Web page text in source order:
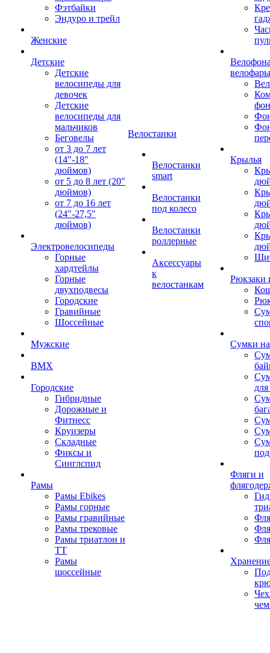
Фэтбайки
Эндуро и трейл
Женские
Детские
Детские
велосипеды для
девочек
Детские
велосипеды для
мальчиков
Беговелы
от 3 до 7 лет
(14"-18"
дюймов)
от 5 до 8 лет (20"
дюймов)
от 7 до 16 лет
(24"-27,5"
дюймов)
Электровелосипеды
Горные
хардтейлы
Горные
двухподвесы
Городские
Гравийные
Шоссейные
Мужские
BMX
Городские
Гибридные
Дорожные и
Фитнесс
Круизеры
Складные
Фиксы и
Синглспид
Рамы
Рамы Ebikes
Рамы горные
Рамы гравийные
Рамы трековые
Рамы триатлон и
ТТ
Рамы
шоссейные
Велостанки
Велостанки
smart
Велостанки
под колесо
Велостанки
роллерные
Аксессуары
к
велостанкам
велофары
Крылья
Рюкзаки
Сумки
Фляги и